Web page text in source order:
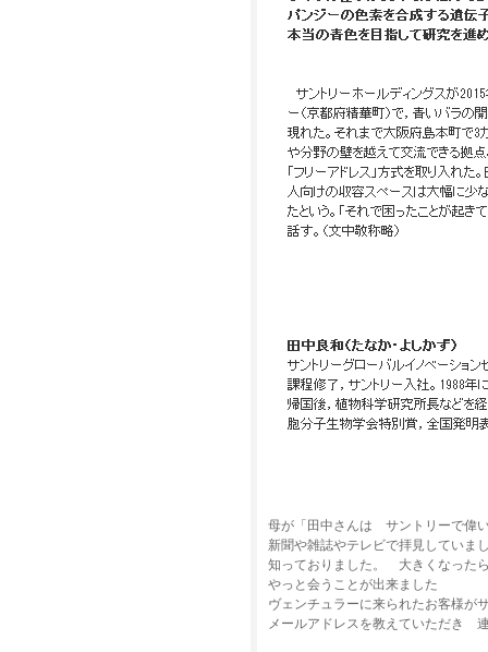
母が「田中さんは サントリーで偉
新聞や雑誌やテレビで拝見してい
知っておりました。 大きくなった
やっと会うことが出来ました
ヴェンチュラーに来られたお客様
メールアドレスを教えていただき